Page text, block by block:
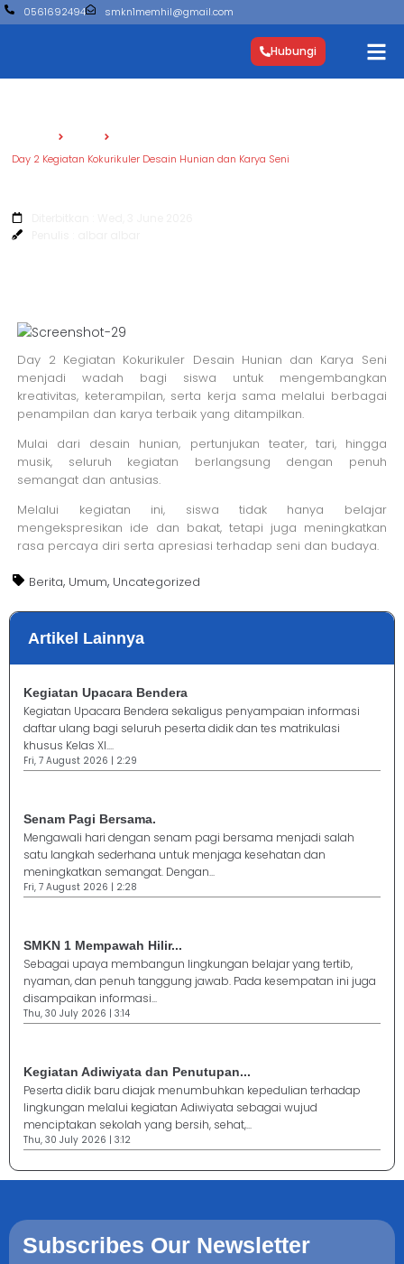
0561692494 smkn1memhil@gmail.com
Hubungi
Day 2 Kegiatan Kokurikuler Desain Hunian dan Karya Seni
Day 2 Kegiatan Kokurikuler Desain Hunian dan Karya Seni
menjadi wadah bagi siswa untuk mengembangkan
kreativitas, keterampilan, serta kerja sama melalui berbagai
penampilan dan karya terbaik yang ditampilkan.
Mulai dari desain hunian, pertunjukan teater, tari, hingga
musik, seluruh kegiatan berlangsung dengan penuh
semangat dan antusias.
Melalui kegiatan ini, siswa tidak hanya belajar
mengekspresikan ide dan bakat, tetapi juga meningkatkan
rasa percaya diri serta apresiasi terhadap seni dan budaya.
Berita, Umum, Uncategorized
Artikel Lainnya
Kegiatan Upacara Bendera
Kegiatan Upacara Bendera sekaligus penyampaian informasi
daftar ulang bagi seluruh peserta didik dan tes matrikulasi
khusus Kelas XI....
Fri, 7 August 2026 | 2:29
Senam Pagi Bersama.
Mengawali hari dengan senam pagi bersama menjadi salah
satu langkah sederhana untuk menjaga kesehatan dan
meningkatkan semangat. Dengan...
Fri, 7 August 2026 | 2:28
SMKN 1 Mempawah Hilir...
Sebagai upaya membangun lingkungan belajar yang tertib,
nyaman, dan penuh tanggung jawab. Pada kesempatan ini juga
disampaikan informasi...
Thu, 30 July 2026 | 3:14
Kegiatan Adiwiyata dan Penutupan...
Peserta didik baru diajak menumbuhkan kepedulian terhadap
lingkungan melalui kegiatan Adiwiyata sebagai wujud
menciptakan sekolah yang bersih, sehat,...
Thu, 30 July 2026 | 3:12
Subscribes Our Newsletter